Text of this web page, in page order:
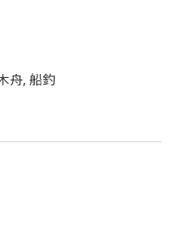
舟, 船釣